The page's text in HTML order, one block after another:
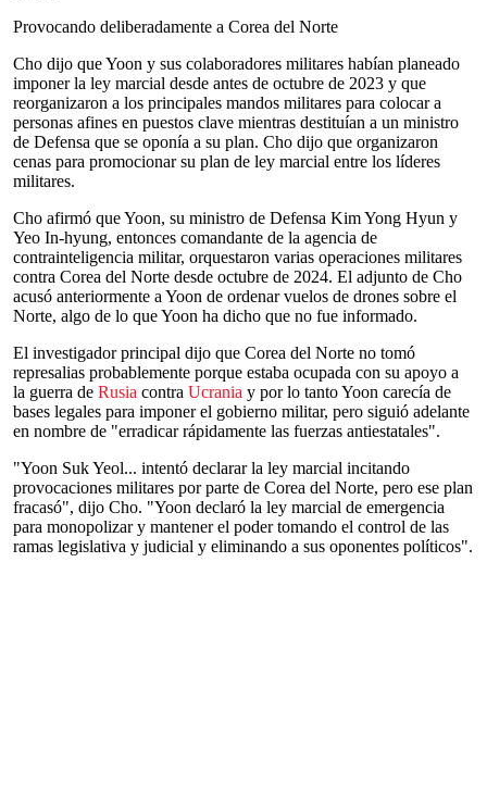
Provocando deliberadamente a Corea del Norte
Cho dijo que Yoon y sus colaboradores militares habían planeado
imponer la ley marcial desde antes de octubre de 2023 y que
reorganizaron a los principales mandos militares para colocar a
personas afines en puestos clave mientras destituían a un ministro
de Defensa que se oponía a su plan. Cho dijo que organizaron
cenas para promocionar su plan de ley marcial entre los líderes
militares.
Cho afirmó que Yoon, su ministro de Defensa Kim Yong Hyun y
Yeo In-hyung, entonces comandante de la agencia de
contrainteligencia militar, orquestaron varias operaciones militares
contra Corea del Norte desde octubre de 2024. El adjunto de Cho
acusó anteriormente a Yoon de ordenar vuelos de drones sobre el
Norte, algo de lo que Yoon ha dicho que no fue informado.
El investigador principal dijo que Corea del Norte no tomó
represalias probablemente porque estaba ocupada con su apoyo a
la guerra de Rusia contra Ucrania y por lo tanto Yoon carecía de
bases legales para imponer el gobierno militar, pero siguió adelante
en nombre de "erradicar rápidamente las fuerzas antiestatales".
"Yoon Suk Yeol... intentó declarar la ley marcial incitando
provocaciones militares por parte de Corea del Norte, pero ese plan
fracasó", dijo Cho. "Yoon declaró la ley marcial de emergencia
para monopolizar y mantener el poder tomando el control de las
ramas legislativa y judicial y eliminando a sus oponentes políticos".